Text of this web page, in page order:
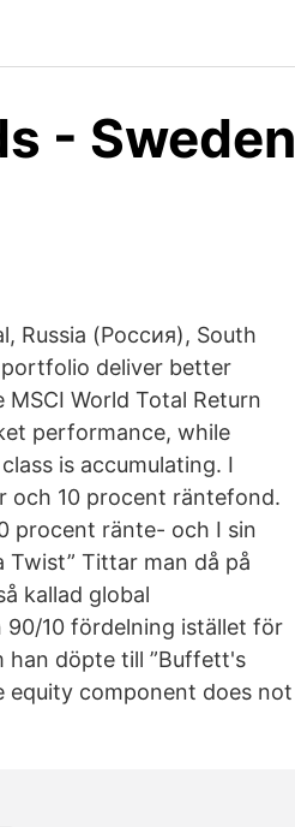
- Sweden
Russia (Россия), South
portfolio deliver better
World Total Return
performance, while
is accumulating. I
och 10 procent räntefond.
procent ränte- och I sin
Tittar man då på
kallad global
10 fördelning istället för
han döpte till ”Buffett's
equity component does not